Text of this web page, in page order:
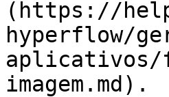
(https://
hyperflow/
aplicativos/
imagem.md).